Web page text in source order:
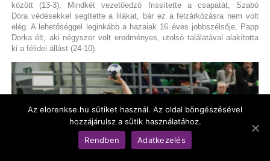
között (13-3). Mindkét vezetőedző frissítette a csapatát, Szabó
Dóra védésekkel segítette a lilákat, bár ez a felzárkózásra nem volt
elég. A lehetőséggel leginkább a hazaiak 16 éves jobbszélsője, Papp
Dorka élt, aki négyszer volt eredményes, utolsó találatával alakította
ki a félidei állást (24-10).
Az elorenkse.hu sütiket használ. Az oldal böngészésével
hozzájárulsz a sütik használatához.
Rendben
Adatkezelés